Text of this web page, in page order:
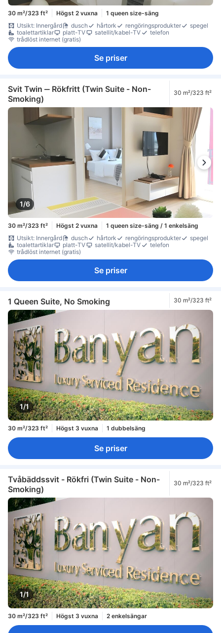
30 m²/323 ft² Högst 2 vuxna
1 queen size-säng
Utsikt: Innergård
dusch hårtork rengöringsprodukter
spegel
toalettartiklar
platt-TV satellit/kabel-TV
telefon
trådlöst internet (gratis)
Se priser
Svit Twin ‒ Rökfritt (Twin Suite - Non-
Smoking)
30 m²/323 ft²
1/6
30 m²/323 ft² Högst 2 vuxna
1 queen size-säng / 1 enkelsäng
Utsikt: Innergård
dusch hårtork rengöringsprodukter
spegel
toalettartiklar
platt-TV satellit/kabel-TV
telefon
trådlöst internet (gratis)
Se priser
1 Queen Suite, No Smoking 30 m²/323 ft²
1/1
30 m²/323 ft² Högst 3 vuxna 1 dubbelsäng
Se priser
Tvåbäddssvit - Rökfri (Twin Suite - Non-
Smoking)
30 m²/323 ft²
1/1
30 m²/323 ft² Högst 3 vuxna 2 enkelsängar